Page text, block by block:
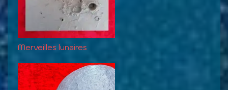
Merveilles lunaires